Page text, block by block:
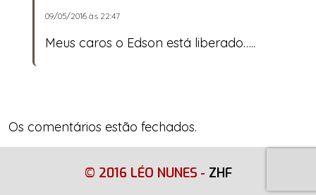
09/05/2016 às 22:47
Meus caros o Edson está liberado…..
Os comentários estão fechados.
© 2016 LÉO NUNES - ZHF